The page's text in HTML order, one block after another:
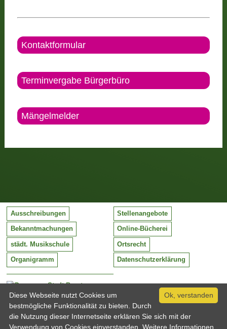
Kontaktformular
Terminvergabe Bürgerbüro
Mängelmelder
Stadt Barntrup
Mittelstraße 38
32683 Barntrup
Tel:
05263 / 409-0
Ausschreibungen Stellenangebote
Bekanntmachungen Online-Bücherei
städt. Musikschule Ortsrecht
Organigramm Datenschutzerklärung
Ok, verstanden
Diese Webseite nutzt Cookies um
bestmögliche Funktionalität zu bieten. Durch
die Nutzung dieser Internetseite erklären Sie sich mit der
Verwendung von Cookies einverstanden. Weitere Informationen